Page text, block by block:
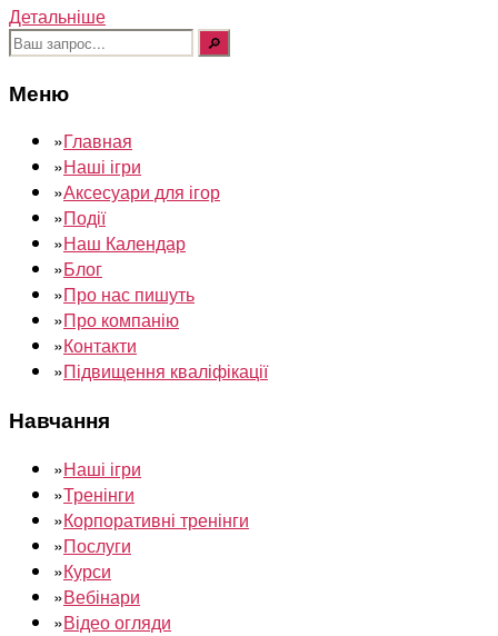
Детальніше
Шукати:
Меню
»Главная
»Наші ігри
»Аксесуари для ігор
»Події
»Наш Календар
»Блог
»Про нас пишуть
»Про компанію
»Контакти
»Підвищення кваліфікації
Навчання
»Наші ігри
»Тренінги
»Корпоративні тренінги
»Послуги
»Курси
»Вебінари
»Відео огляди